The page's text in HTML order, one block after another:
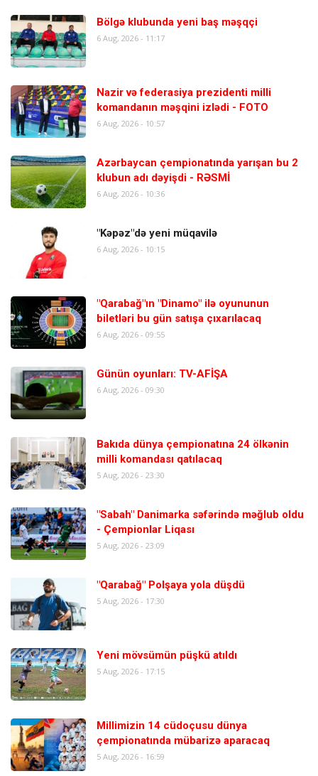
Bölgə klubunda yeni baş məşqçi
6 Aug, 2026 - 11:17
Nazir və federasiya prezidenti milli
komandanın məşqini izlədi - FOTO
6 Aug, 2026 - 10:57
Azərbaycan çempionatında yarışan bu 2
klubun adı dəyişdi - RƏSMİ
6 Aug, 2026 - 10:36
"Kəpəz"də yeni müqavilə
6 Aug, 2026 - 10:15
"Qarabağ"ın "Dinamo" ilə oyununun
biletləri bu gün satışa çıxarılacaq
6 Aug, 2026 - 09:55
Günün oyunları: TV-AFİŞA
6 Aug, 2026 - 09:30
Bakıda dünya çempionatına 24 ölkənin
milli komandası qatılacaq
5 Aug, 2026 - 23:30
"Sabah" Danimarka səfərində məğlub oldu
- Çempionlar Liqası
5 Aug, 2026 - 23:09
"Qarabağ" Polşaya yola düşdü
5 Aug, 2026 - 17:30
Yeni mövsümün püşkü atıldı
5 Aug, 2026 - 17:15
Millimizin 14 cüdoçusu dünya
çempionatında mübarizə aparacaq
5 Aug, 2026 - 16:59